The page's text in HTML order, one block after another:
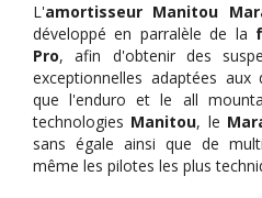
L'amortisseur Manitou
développé en parralèle de la
Pro, afin d'obtenir des
exceptionnelles adaptées aux
que l'enduro et le all
technologies Manitou, le
sans égale ainsi que de
même les pilotes les plus